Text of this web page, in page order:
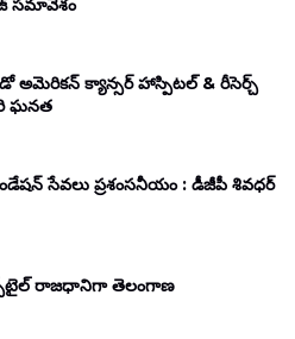
సమావేశం
అమెరికన్ క్యాన్సర్ హాస్పిటల్ & రీసెర్చ్
ఘనత
సేవలు ప్రశంసనీయం : డీజీపీ శివధర్
రాజధానిగా తెలంగాణ